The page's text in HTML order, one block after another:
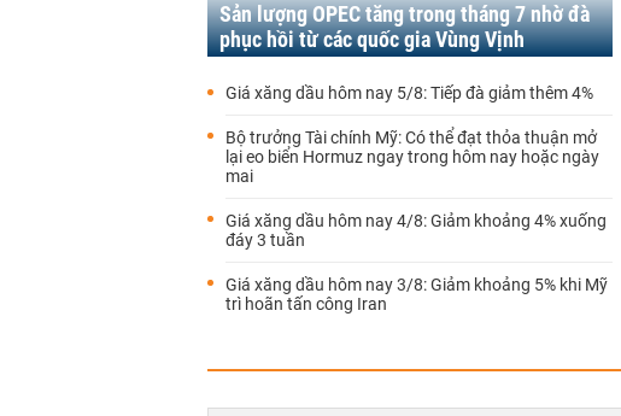
Sản lượng OPEC tăng trong tháng 7 nhờ đà
phục hồi từ các quốc gia Vùng Vịnh
Giá xăng dầu hôm nay 5/8: Tiếp đà giảm thêm 4%
Bộ trưởng Tài chính Mỹ: Có thể đạt thỏa thuận mở
lại eo biển Hormuz ngay trong hôm nay hoặc ngày
mai
Giá xăng dầu hôm nay 4/8: Giảm khoảng 4% xuống
đáy 3 tuần
Giá xăng dầu hôm nay 3/8: Giảm khoảng 5% khi Mỹ
trì hoãn tấn công Iran